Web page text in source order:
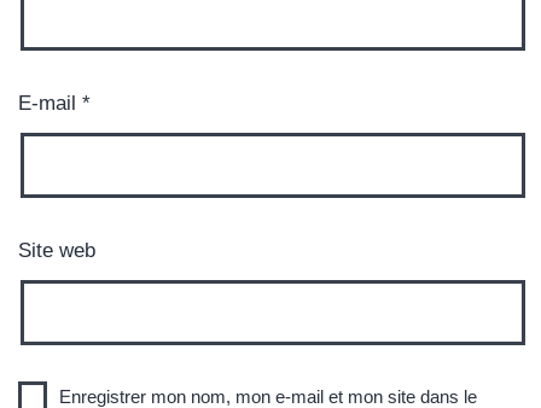
E-mail *
Site web
Enregistrer mon nom, mon e-mail et mon site dans le